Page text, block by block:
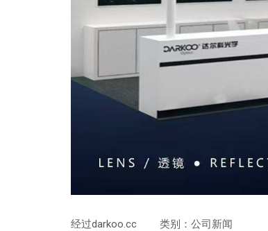
经过darkoo.cc 类别： 公司新闻